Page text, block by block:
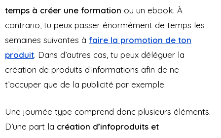
temps à créer une formation ou un ebook. À
contrario, tu peux passer énormément de temps les
semaines suivantes à faire la promotion de ton
produit. Dans d’autres cas, tu peux déléguer la
création de produits d’informations afin de ne
t’occuper que de la publicité par exemple.
Une journée type comprend donc plusieurs éléments.
D’une part la création d’infoproduits et